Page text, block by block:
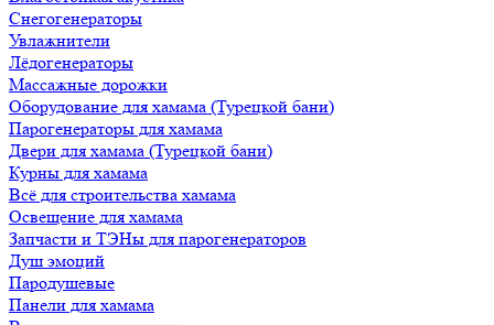
Снегогенераторы
Увлажнители
Лёдогенераторы
Массажные дорожки
Оборудование для хамама (Турецкой бани)
Парогенераторы для хамама
Двери для хамама (Турецкой бани)
Курны для хамама
Всё для строительства хамама
Освещение для хамама
Запчасти и ТЭНы для парогенераторов
Душ эмоций
Пародушевые
Панели для хамама